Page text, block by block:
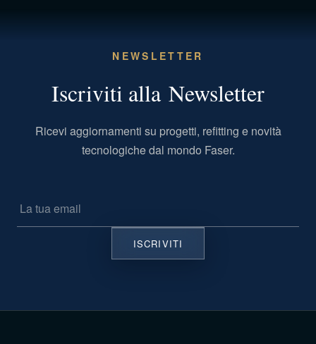
NEWSLETTER
Iscriviti alla Newsletter
Ricevi aggiornamenti su progetti, refitting e novità
tecnologiche dal mondo Faser.